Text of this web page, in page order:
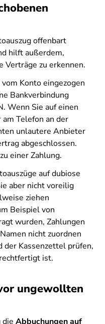
offenbart
hilft außerdem,
Verträge zu erkennen.
Konto eingezogen
Bankverbindung
Wenn Sie auf einen
Telefon an der
unlautere Anbieter
abgeschlossen.
einer Zahlung.
auf dubiose
aber nicht voreilig
ziehen
Beispiel von
wurden, Zahlungen
nicht zuordnen
der Kassenzettel prüfen,
ist.
ungewollten
die Abbuchungen auf